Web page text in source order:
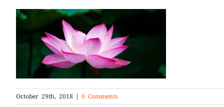
October 29th, 2018 | 0 Comments